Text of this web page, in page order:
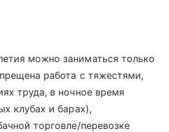
можно заниматься только
работа с тяжестями,
труда, в ночное время
клубах и барах),
торговле/перевозке